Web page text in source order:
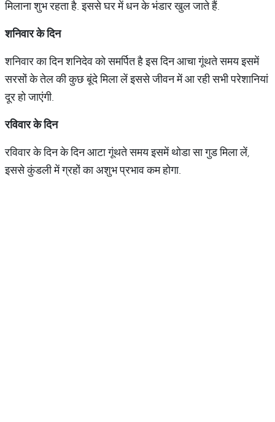
मिलाना शुभ रहता है. इससे घर में धन के भंडार खुल जाते हैं.
शनिवारकेदिन
शनिवार का दिन शनिदेव को समर्पित है इस दिन आचा गूंथते समय इसमें
सरसों के तेल की कुछ बूंदे मिला लें इससे जीवन में आ रही सभी परेशानियां
दूर हो जाएंगी.
रविवारकेदिन
रविवार के दिन के दिन आटा गूंथते समय इसमें थोडा सा गुड मिला लें,
इससे कुंडली में ग्रहों का अशुभ प्रभाव कम होगा.